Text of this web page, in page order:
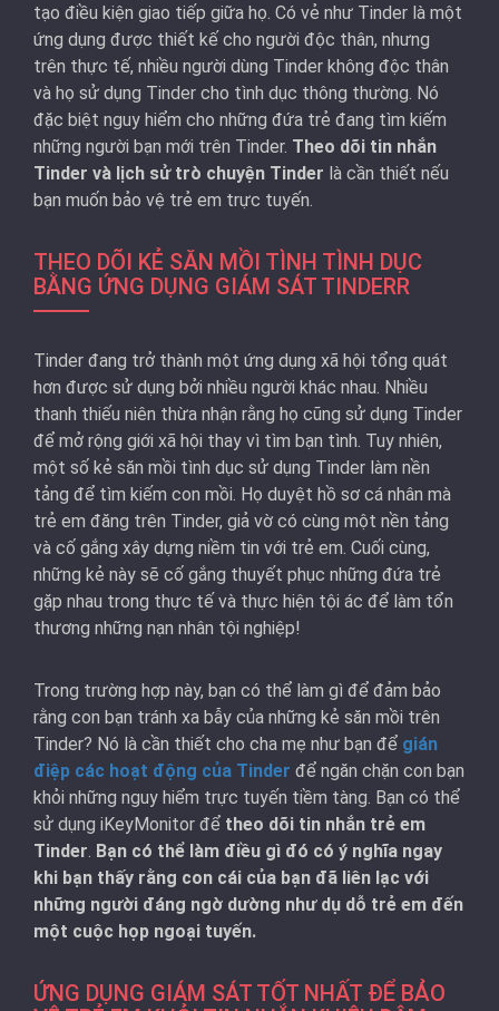
tạo điều kiện giao tiếp giữa họ. Có vẻ như Tinder là một
ứng dụng được thiết kế cho người độc thân, nhưng
trên thực tế, nhiều người dùng Tinder không độc thân
và họ sử dụng Tinder cho tình dục thông thường. Nó
đặc biệt nguy hiểm cho những đứa trẻ đang tìm kiếm
những người bạn mới trên Tinder. Theo dõi tin nhắn
Tinder và lịch sử trò chuyện Tinder là cần thiết nếu
bạn muốn bảo vệ trẻ em trực tuyến.
THEO DÕI KẺ SĂN MỒI TÌNH TÌNH DỤC
BẰNG ỨNG DỤNG GIÁM SÁT TINDERR
Tinder đang trở thành một ứng dụng xã hội tổng quát
hơn được sử dụng bởi nhiều người khác nhau. Nhiều
thanh thiếu niên thừa nhận rằng họ cũng sử dụng Tinder
để mở rộng giới xã hội thay vì tìm bạn tình. Tuy nhiên,
một số kẻ săn mồi tình dục sử dụng Tinder làm nền
tảng để tìm kiếm con mồi. Họ duyệt hồ sơ cá nhân mà
trẻ em đăng trên Tinder, giả vờ có cùng một nền tảng
và cố gắng xây dựng niềm tin với trẻ em. Cuối cùng,
những kẻ này sẽ cố gắng thuyết phục những đứa trẻ
gặp nhau trong thực tế và thực hiện tội ác để làm tổn
thương những nạn nhân tội nghiệp!
Trong trường hợp này, bạn có thể làm gì để đảm bảo
rằng con bạn tránh xa bẫy của những kẻ săn mồi trên
Tinder? Nó là cần thiết cho cha mẹ như bạn để gián
điệp các hoạt động của Tinder để ngăn chặn con bạn
khỏi những nguy hiểm trực tuyến tiềm tàng. Bạn có thể
sử dụng iKeyMonitor để theo dõi tin nhắn trẻ em
Tinder. Bạn có thể làm điều gì đó có ý nghĩa ngay
khi bạn thấy rằng con cái của bạn đã liên lạc với
những người đáng ngờ dường như dụ dỗ trẻ em đến
một cuộc họp ngoại tuyến.
ỨNG DỤNG GIÁM SÁT TỐT NHẤT ĐỂ BẢO